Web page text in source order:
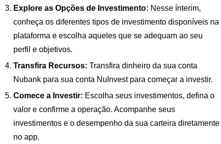
Explore as Opções de Investimento: Nesse ínterim,
conheça os diferentes tipos de investimento disponíveis na
plataforma e escolha aqueles que se adequam ao seu
perfil e objetivos.
Transfira Recursos: Transfira dinheiro da sua conta
Nubank para sua conta NuInvest para começar a investir.
Comece a Investir: Escolha seus investimentos, defina o
valor e confirme a operação. Acompanhe seus
investimentos e o desempenho da sua carteira diretamente
no app.